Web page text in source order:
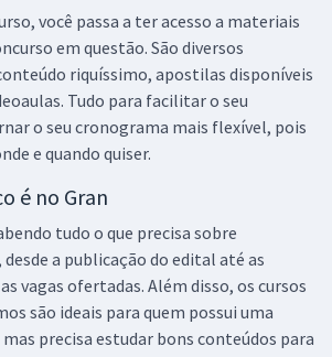
você passa a ter acesso a materiais
em questão. São diversos
riquíssimo, apostilas disponíveis
Tudo para facilitar o seu
o seu cronograma mais flexível, pois
e quando quiser.
é no Gran
tudo o que precisa sobre
a publicação do edital até as
vagas ofertadas. Além disso, os cursos
são ideais para quem possui uma
precisa estudar bons conteúdos para